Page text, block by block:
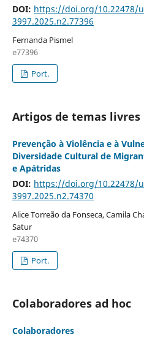
DOI: https://doi.org/10.22478/
3997.2025.n2.77396
Fernanda Pismel
e77396
Port.
Artigos de temas livres
Prevenção à Violência e à
Diversidade Cultural de
e Apátridas
DOI: https://doi.org/10.22478/
3997.2025.n2.74370
Alice Torreão da Fonseca, Camila
Satur
e74370
Port.
Colaboradores ad hoc
Colaboradores